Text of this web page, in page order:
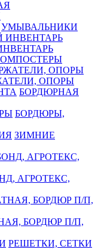
УМЫВАЛЬНИКИ
ОПОРЫ
БОРДЮРНАЯ
БОРДЮРЫ,
ЗИМНИЕ
АГРОТЕКС,
БОРДЮР П/П,
РЕШЕТКИ, СЕТКИ